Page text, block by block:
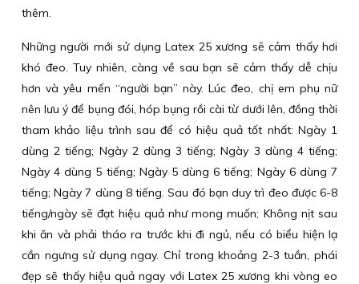
thêm.
Những người mới sử dụng Latex 25 xương sẽ cảm thấy hơi
khó đeo. Tuy nhiên, càng về sau bạn sẽ cảm thấy dễ chịu
hơn và yêu mến “người bạn” này. Lúc đeo, chị em phụ nữ
nên lưu ý để bụng đói, hóp bụng rồi cài từ dưới lên, đồng thời
tham khảo liệu trình sau để có hiệu quả tốt nhất: Ngày 1
dùng 2 tiếng; Ngày 2 dùng 3 tiếng; Ngày 3 dùng 4 tiếng;
Ngày 4 dùng 5 tiếng; Ngày 5 dùng 6 tiếng; Ngày 6 dùng 7
tiếng; Ngày 7 dùng 8 tiếng. Sau đó bạn duy trì đeo được 6-8
tiếng/ngày sẽ đạt hiệu quả như mong muốn; Không nịt sau
khi ăn và phải tháo ra trước khi đi ngủ, nếu có biểu hiện lạ
cần ngưng sử dụng ngay. Chỉ trong khoảng 2-3 tuần, phái
đẹp sẽ thấy hiệu quả ngay với Latex 25 xương khi vòng eo